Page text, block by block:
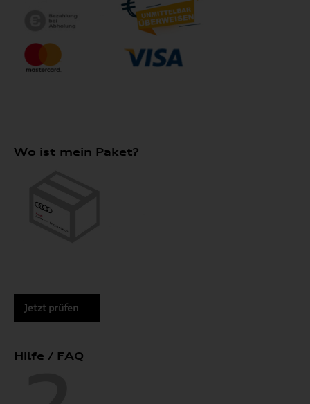
Wo ist mein Paket?
Jetzt prüfen
Hilfe / FAQ